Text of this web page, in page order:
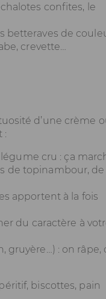
confites, le
betteraves de
crevette…
d’une crème
:
cru : ça
de topinambour, de
apportent à la fois
du caractère à
gruyère…) : on râpe,
biscottes, pain